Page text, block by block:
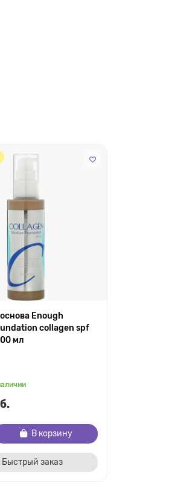
Enough
collagen spf
мл
В корзину
Быстрый заказ